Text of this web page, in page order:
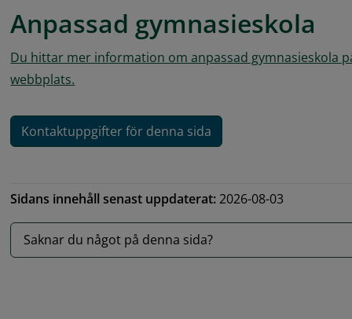
Anpassad gymnasieskola
Du hittar mer information om anpassad gymnasieskola
webbplats.
Kontaktuppgifter för denna sida
Sidans innehåll senast uppdaterat: 2026-08-03
Saknar du något på denna sida?